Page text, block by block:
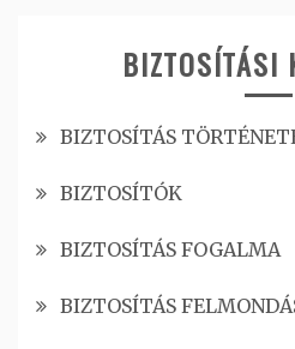
BIZTOSÍTÁSI
BIZTOSÍTÁS
BIZTOSÍTÓK
BIZTOSÍTÁS FOGALMA
BIZTOSÍTÁS